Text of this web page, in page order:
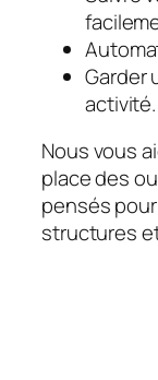
Garder
activité.
Nous vous
place des
pensés
structures